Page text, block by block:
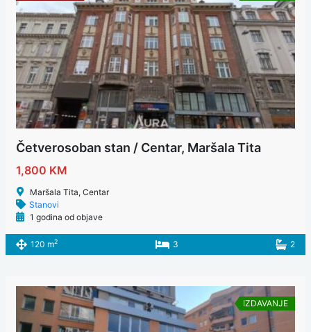
Četverosoban stan / Centar, Maršala Tita
1,800 KM
Maršala Tita, Centar
Stanovi
1 godina od objave
120 m2 3 2
IZDAVANJE